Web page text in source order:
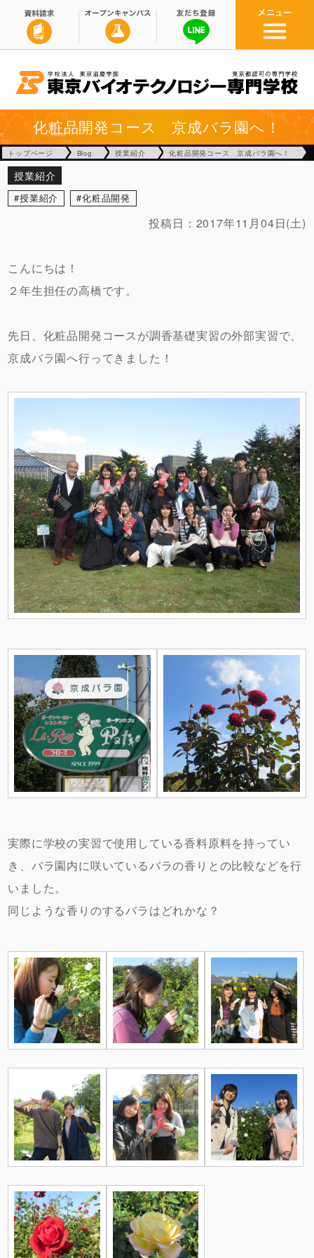
化粧品開発コース 京成バラ園へ！
トップページ Blog 授業紹介 化粧品開発コース 京成バラ園へ！
授業紹介
授業紹介 化粧品開発
投稿日： 2017年11月04日(土)
こんにちは！
２年生担任の高橋です。
先日、化粧品開発コースが調香基礎実習の外部実習で、
京成バラ園へ行ってきました！
実際に学校の実習で使用している香料原料を持ってい
き、バラ園内に咲いているバラの香りとの比較などを行
いました。
同じような香りのするバラはどれかな？